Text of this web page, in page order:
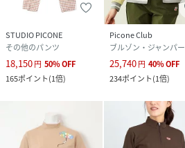
STUDIO PICONE
その他のパンツ
18,150円 50%OFF
165ポイント(1倍)
Picone Club
ブルゾン・ジャンパー
25,740円 40%OFF
234ポイント(1倍)